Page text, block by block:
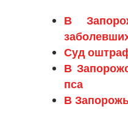
В
Суд
В
пса
В